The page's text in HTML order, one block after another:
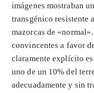
imágenes mostraban
transgénico resistente
mazorcas de
convincentes a favor
claramente explícito
uno de un 10% del
adecuadamente y sin